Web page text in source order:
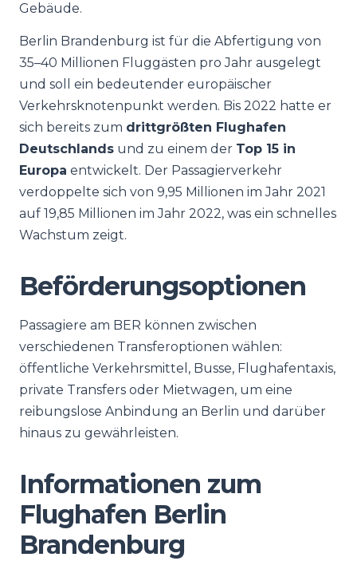
Gebäude.
Berlin Brandenburg ist für die Abfertigung von
35–40 Millionen Fluggästen pro Jahr ausgelegt
und soll ein bedeutender europäischer
Verkehrsknotenpunkt werden. Bis 2022 hatte er
sich bereits zum drittgrößten Flughafen
Deutschlands und zu einem der Top 15 in
Europa entwickelt. Der Passagierverkehr
verdoppelte sich von 9,95 Millionen im Jahr 2021
auf 19,85 Millionen im Jahr 2022, was ein schnelles
Wachstum zeigt.
Beförderungsoptionen
Passagiere am BER können zwischen
verschiedenen Transferoptionen wählen:
öffentliche Verkehrsmittel, Busse, Flughafentaxis,
private Transfers oder Mietwagen, um eine
reibungslose Anbindung an Berlin und darüber
hinaus zu gewährleisten.
Informationen zum
Flughafen Berlin
Brandenburg